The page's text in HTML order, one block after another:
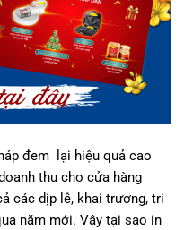
đem lại hiệu quả cao
thu cho cửa hàng
các dịp lễ, khai trương, tri
năm mới. Vậy tại sao in